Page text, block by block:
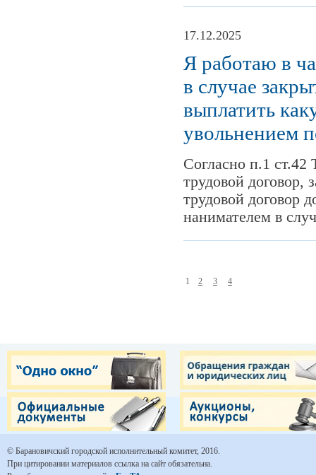
17.12.2025
Я работаю в
в случае
выплатить
увольнением
Согласно п.1 ст.42
трудовой договор,
трудовой договор
нанимателем в
1 2 3 4
© Барановичский городской исполнительный комитет, 2016.
При цитировании материалов ссылка на сайт обязательна.